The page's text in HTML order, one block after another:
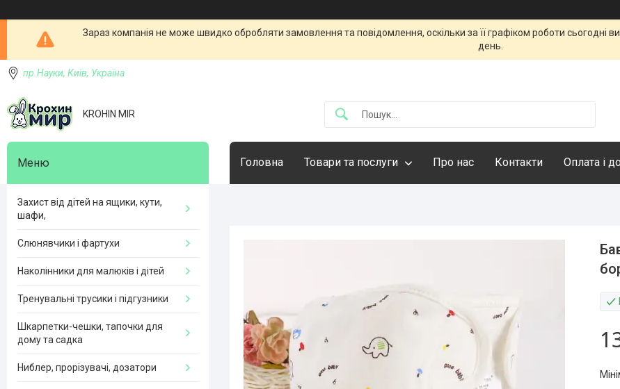
Зараз компанія не може швидко обробляти замовлення та повідомлення, оскільки за її графіком роботи
день.
пр.Науки, Київ, Україна
KROHIN MIR
Головна Товари та послуги Про нас Контакти Оплата і
Захист від дітей на ящики, кути,
шафи,
Слюнявчики і фартухи
Наколінники для малюків і дітей
Тренувальні трусики і підгузники
Шкарпетки-чешки, тапочки для
дому та садка
Ниблер, прорізувачі, дозатори